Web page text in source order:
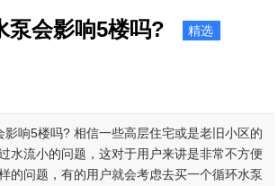
泵会影响5楼吗? 精选
影响5楼吗? 相信一些高层住宅或是老旧小区的
水流小的问题，这对于用户来讲是非常不方便
的问题，有的用户就会考虑去买一个循环水泵